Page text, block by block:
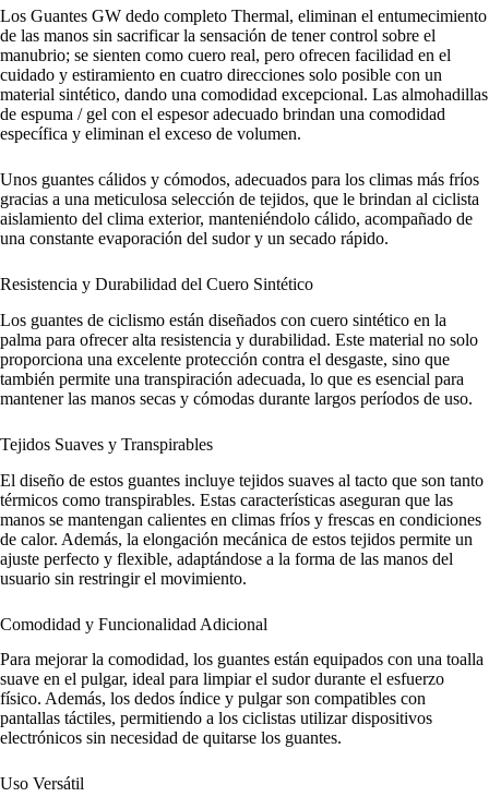
Los Guantes GW dedo completo Thermal, eliminan el entumecimiento
de las manos sin sacrificar la sensación de tener control sobre el
manubrio; se sienten como cuero real, pero ofrecen facilidad en el
cuidado y estiramiento en cuatro direcciones solo posible con un
material sintético, dando una comodidad excepcional. Las almohadillas
de espuma / gel con el espesor adecuado brindan una comodidad
específica y eliminan el exceso de volumen.
Unos guantes cálidos y cómodos, adecuados para los climas más fríos
gracias a una meticulosa selección de tejidos, que le brindan al ciclista
aislamiento del clima exterior, manteniéndolo cálido, acompañado de
una constante evaporación del sudor y un secado rápido.
Resistencia y Durabilidad del Cuero Sintético
Los guantes de ciclismo están diseñados con cuero sintético en la
palma para ofrecer alta resistencia y durabilidad. Este material no solo
proporciona una excelente protección contra el desgaste, sino que
también permite una transpiración adecuada, lo que es esencial para
mantener las manos secas y cómodas durante largos períodos de uso.
Tejidos Suaves y Transpirables
El diseño de estos guantes incluye tejidos suaves al tacto que son tanto
térmicos como transpirables. Estas características aseguran que las
manos se mantengan calientes en climas fríos y frescas en condiciones
de calor. Además, la elongación mecánica de estos tejidos permite un
ajuste perfecto y flexible, adaptándose a la forma de las manos del
usuario sin restringir el movimiento.
Comodidad y Funcionalidad Adicional
Para mejorar la comodidad, los guantes están equipados con una toalla
suave en el pulgar, ideal para limpiar el sudor durante el esfuerzo
físico. Además, los dedos índice y pulgar son compatibles con
pantallas táctiles, permitiendo a los ciclistas utilizar dispositivos
electrónicos sin necesidad de quitarse los guantes.
Uso Versátil